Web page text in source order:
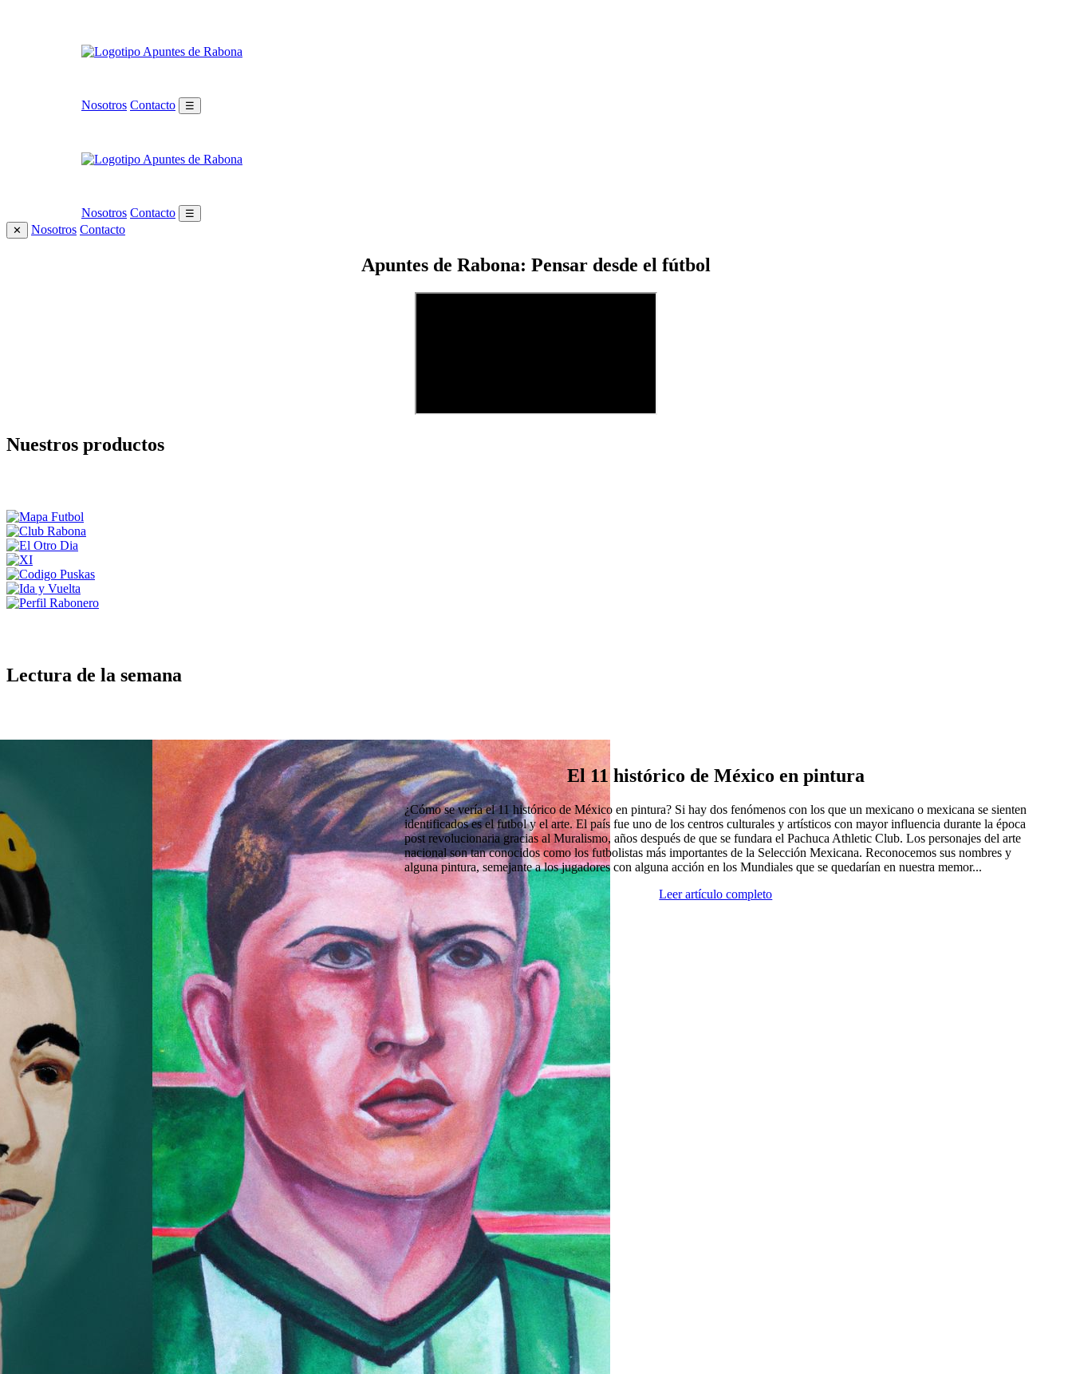
Nosotros Contacto ☰
Nosotros Contacto
☰
✕
Nosotros Contacto
Apuntes de Rabona: Pensar desde el fútbol
Nuestros productos
Lectura de la semana
El 11 histórico de México en pintura
¿Cómo se vería el 11 histórico de México en pintura? Si hay dos fenómenos con los que un mexicano o mexicana se sienten
identificados es el futbol y el arte. El país fue uno de los centros culturales y artísticos con mayor influencia durante la época
post revolucionaria gracias al Muralismo, años después de que se fundara el Pachuca Athletic Club. Los personajes del arte
nacional son tan conocidos como los futbolistas más importantes de la Selección Mexicana. Reconocemos sus nombres y
alguna pintura, semejante a los jugadores con alguna acción en los Mundiales que se quedarían en nuestra memor...
Leer artículo completo